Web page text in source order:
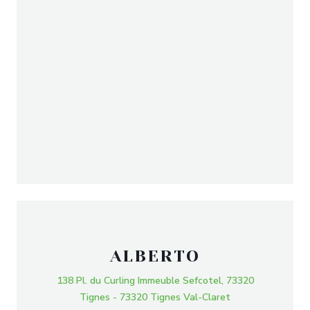
ALBERTO
138 Pl. du Curling Immeuble Sefcotel, 73320
Tignes - 73320 Tignes Val-Claret